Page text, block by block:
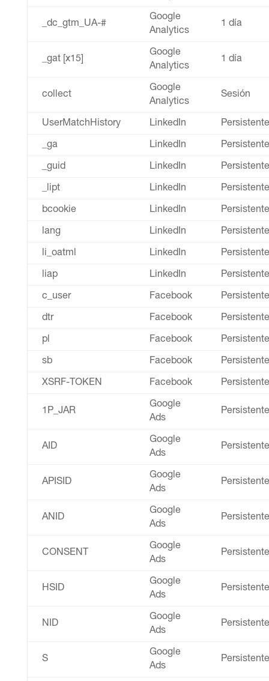
_dc_gtm_UA-#
Google
Analytics
1 día
_gat [x15]
Google
Analytics
1 día
collect
Google
Analytics
Sesión
UserMatchHistory LinkedIn Persistente
_ga LinkedIn Persistente
_guid LinkedIn Persistente
_lipt LinkedIn Persistente
bcookie LinkedIn Persistente
lang LinkedIn Persistente
li_oatml LinkedIn Persistente
liap LinkedIn Persistente
c_user Facebook Persistente
dtr Facebook Persistente
pl Facebook Persistente
sb Facebook Persistente
XSRF-TOKEN Facebook Persistente
1P_JAR
Google
Ads
Persistente
AID
Google
Ads
Persistente
APISID
Google
Ads
Persistente
ANID
Google
Ads
Persistente
CONSENT
Google
Ads
Persistente
HSID
Google
Ads
Persistente
NID
Google
Ads
Persistente
S
Google
Ads
Persistente